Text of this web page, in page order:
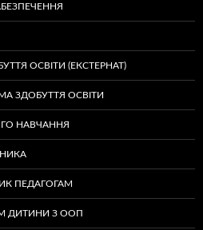
ОСВІТИ (ЕКСТЕРНАТ)
ЗДОБУТТЯ ОСВІТИ
НАВЧАННЯ
ПЕДАГОГАМ
ДИТИНИ З ООП